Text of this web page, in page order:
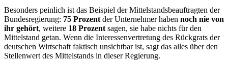
Besonders peinlich ist das Beispiel der Mittelstandsbeauftragten der
Bundesregierung: 75 Prozent der Unternehmer haben noch nie von
ihr gehört, weitere 18 Prozent sagen, sie habe nichts für den
Mittelstand getan. Wenn die Interessenvertretung des Rückgrats der
deutschen Wirtschaft faktisch unsichtbar ist, sagt das alles über den
Stellenwert des Mittelstands in dieser Regierung.